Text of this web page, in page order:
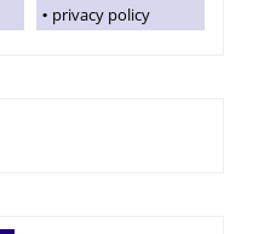
privacy policy